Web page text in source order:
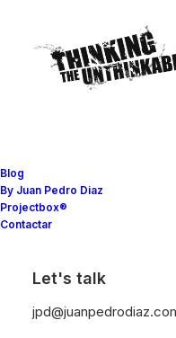
Blog
By Juan Pedro Diaz
Projectbox®
Contactar
Let's talk